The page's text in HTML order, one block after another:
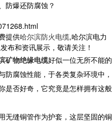
防爆还防腐蚀？
提供哈尔滨防火电缆,哈尔滨电力
布和资讯展示，敬请关注！
矿物绝缘电缆好似一位无所不能的
防腐蚀性能，于各类复杂环境中，
是否好奇，它究竟是怎样拥有这般
无缝铜管作为护套，这层坚固的铜